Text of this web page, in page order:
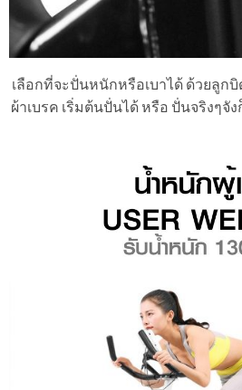
เลือกที่จะปั่นหนักหรือเบาได้ ด้วยลูก
ผ้าเบรค เริ่มต้นปั่นได้ หรือ ปั่นจริงๆจั